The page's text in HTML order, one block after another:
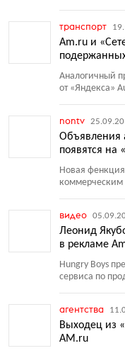
транспорт
Am.ru и
Аналогичный
от «Яндекса»
nontv
Объявления
появятся на
Новая фенкция
коммерческим
видео
Леонид
в рекламе
Hungry Boys
сервиса по
агентства
Выходец из
AM.ru